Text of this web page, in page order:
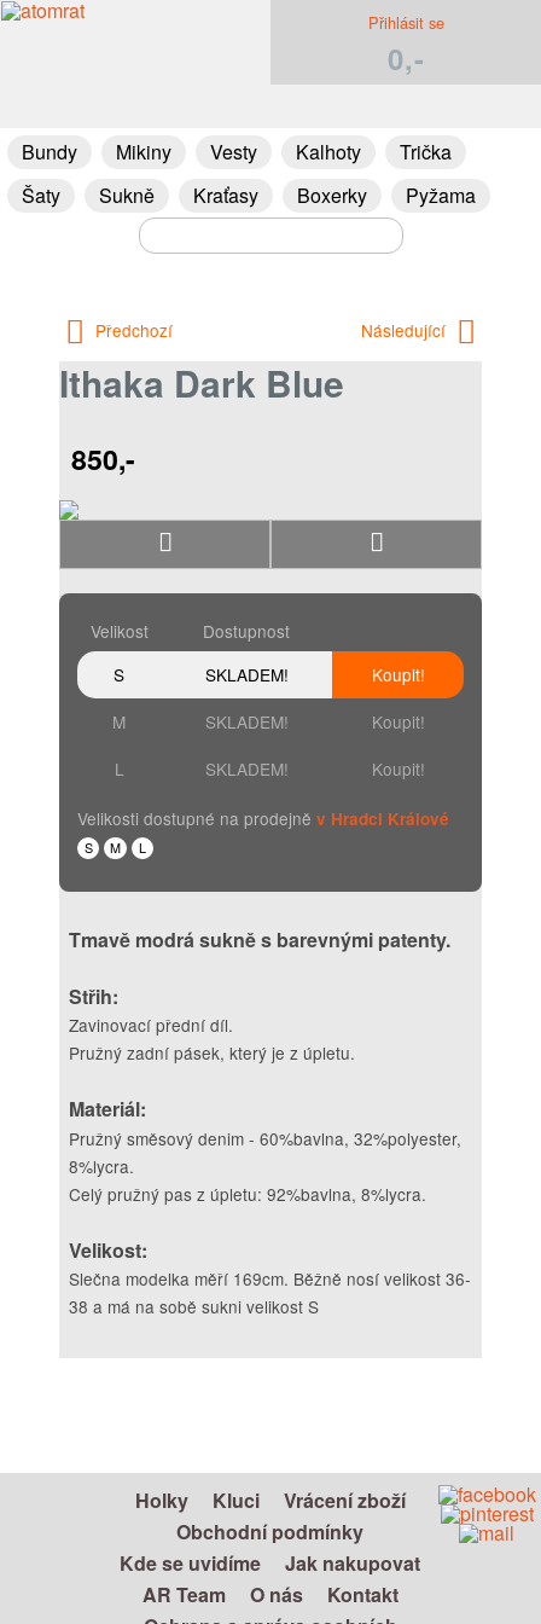
Přihlásit se
0,-
Bundy Mikiny Vesty Kalhoty
Trička
Šaty
Sukně Kraťasy Boxerky Pyžama
Předchozí Následující
Ithaka Dark Blue
850,-
Velikost
Dostupnost
S
SKLADEM!
Koupit!
M
SKLADEM!
Koupit!
L
SKLADEM! Koupit!
Velikosti dostupné na prodejně v Hradci Králové
S M L
Tmavě modrá sukně s barevnými patenty.
Střih:
Zavinovací přední díl.
Pružný zadní pásek, který je z úpletu.
Materiál:
Pružný směsový denim - 60%bavlna, 32%polyester,
8%lycra.
Celý pružný pas z úpletu: 92%bavlna, 8%lycra.
Velikost:
Slečna modelka měří 169cm. Běžně nosí velikost 36-
38 a má na sobě sukni velikost S
Holky Kluci
Vrácení zboží
Obchodní podmínky
Kde se uvidíme
Jak nakupovat
AR Team
O nás
Kontakt